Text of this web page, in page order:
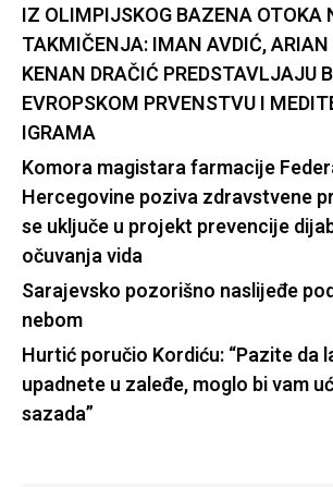
IZ OLIMPIJSKOG BAZENA OTOKA
TAKMIČENJA: IMAN AVDIĆ, ARIAN
KENAN DRAČIĆ PREDSTAVLJAJU
EVROPSKOM PRVENSTVU I
IGRAMA
Komora magistara farmacije
Hercegovine poziva zdravstvene
se uključe u projekt prevencije
očuvanja vida
Sarajevsko pozorišno naslijeđe
nebom
Hurtić poručio Kordiću: “Pazite da
upadnete u zaleđe, moglo bi vam
sazada”